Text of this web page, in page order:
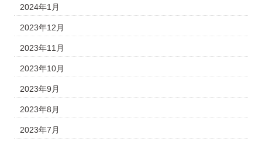
2024年1月
2023年12月
2023年11月
2023年10月
2023年9月
2023年8月
2023年7月